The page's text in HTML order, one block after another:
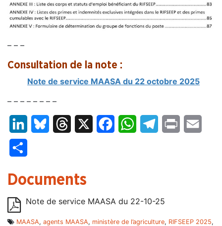
– – –
Consultation de la note :
Note de service MAASA du 22 octobre 2025
– – – – – – – –
LinkedInBluesky Threads FacebookWhatsAppTelegram
Print
Documents
Note de service MAASA du 22-10-25
MAASA, agents MAASA, ministère de l’agriculture, RIFSEEP 2025,